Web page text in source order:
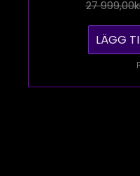
27 999,00
LÄGG